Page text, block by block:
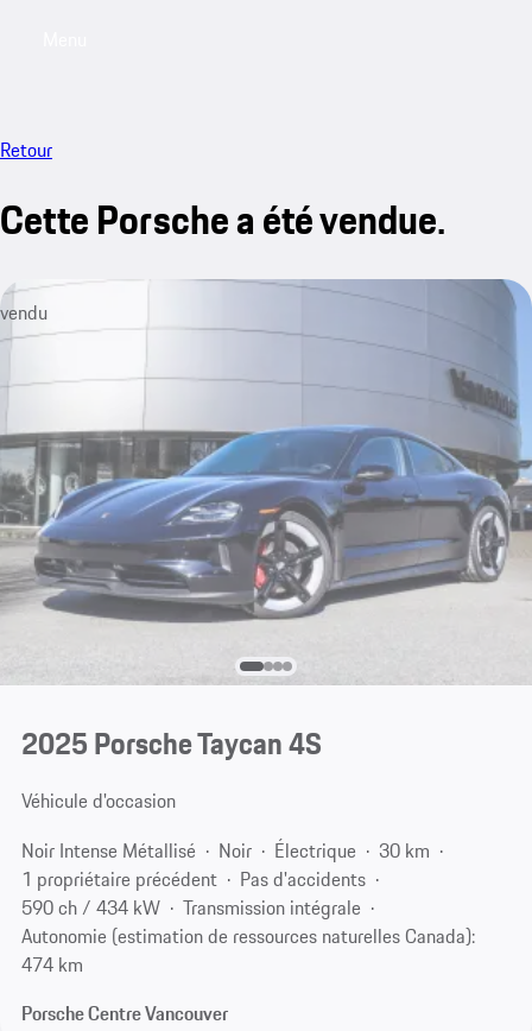
Retour
Cette Porsche a été vendue.
vendu
2025 Porsche Taycan 4S
Véhicule d'occasion
Noir Intense Métallisé
Noir Électrique
30 km
1 propriétaire précédent
Pas d'accidents
590 ch / 434 kW
Transmission intégrale
Autonomie (estimation de ressources naturelles Canada):
474 km
Porsche Centre Vancouver